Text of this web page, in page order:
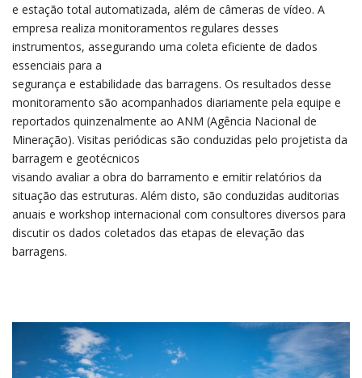
e estação total automatizada, além de câmeras de vídeo. A
empresa realiza monitoramentos regulares desses
instrumentos, assegurando uma coleta eficiente de dados
essenciais para a
segurança e estabilidade das barragens. Os resultados desse
monitoramento são acompanhados diariamente pela equipe e
reportados quinzenalmente ao ANM (Agência Nacional de
Mineração). Visitas periódicas são conduzidas pelo projetista da
barragem e geotécnicos
visando avaliar a obra do barramento e emitir relatórios da
situação das estruturas. Além disto, são conduzidas auditorias
anuais e workshop internacional com consultores diversos para
discutir os dados coletados das etapas de elevação das
barragens.